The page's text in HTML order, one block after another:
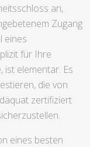
an,
Zugang
eines
für Ihre
ist elementar. Es
die von
zertifiziert
eines besten